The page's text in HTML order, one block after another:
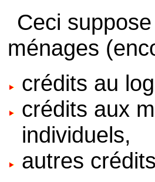
Ceci
ménages
crédits au
crédits aux
individuels,
autres